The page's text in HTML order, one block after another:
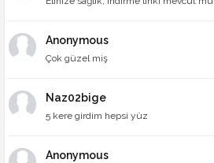
Anonymous
Çok güzel miş
Naz02bige
5 kere girdim hepsi yüz
Anonymous